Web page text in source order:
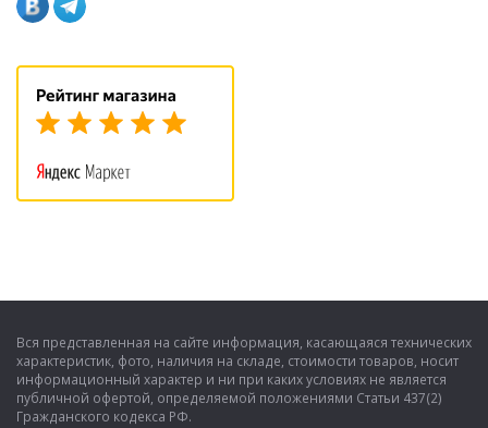
Вся представленная на сайте информация, касающаяся технических
характеристик, фото, наличия на складе, стоимости товаров, носит
информационный характер и ни при каких условиях не является
публичной офертой, определяемой положениями Статьи 437(2)
Гражданского кодекса РФ.